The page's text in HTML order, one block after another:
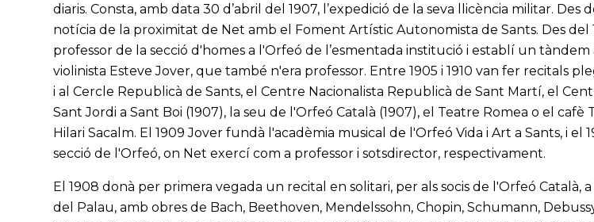
diaris. Consta, amb data 30 d’abril del 1907, l’expedició de la seva llicència militar. Des
notícia de la proximitat de Net amb el Foment Artístic Autonomista de Sants. Des del
professor de la secció d'homes a l'Orfeó de l’esmentada institució i establí un tàndem
violinista Esteve Jover, que també n'era professor. Entre 1905 i 1910 van fer recitals
i al Cercle Republicà de Sants, el Centre Nacionalista Republicà de Sant Martí, el
Sant Jordi a Sant Boi (1907), la seu de l'Orfeó Català (1907), el Teatre Romea o el cafè
Hilari Sacalm. El 1909 Jover fundà l'acadèmia musical de l'Orfeó Vida i Art a Sants, i el
secció de l'Orfeó, on Net exercí com a professor i sotsdirector, respectivament.
El 1908 donà per primera vegada un recital en solitari, per als socis de l'Orfeó Català, a
del Palau, amb obres de Bach, Beethoven, Mendelssohn, Chopin, Schumann,